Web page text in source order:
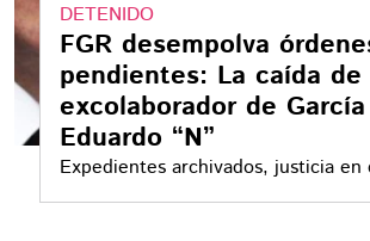
DETENIDO
FGR desempolva
pendientes: La caída de
excolaborador de
Eduardo “N”
Expedientes archivados, justicia en
caída de Eduardo “N” y el nuevo